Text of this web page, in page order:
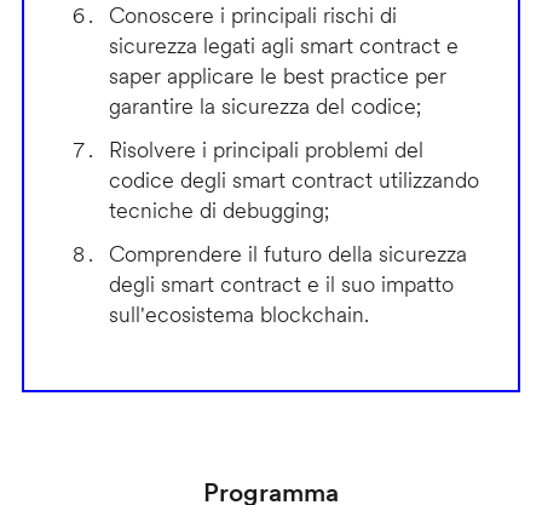
Conoscere i principali rischi di
sicurezza legati agli smart contract e
saper applicare le best practice per
garantire la sicurezza del codice;
Risolvere i principali problemi del
codice degli smart contract utilizzando
tecniche di debugging;
Comprendere il futuro della sicurezza
degli smart contract e il suo impatto
sull'ecosistema blockchain.
Programma